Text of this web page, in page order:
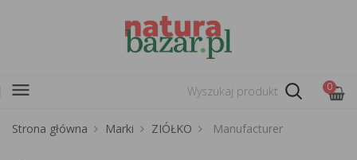
menu 0
Strona główna Marki ZIÓŁKO Manufacturer